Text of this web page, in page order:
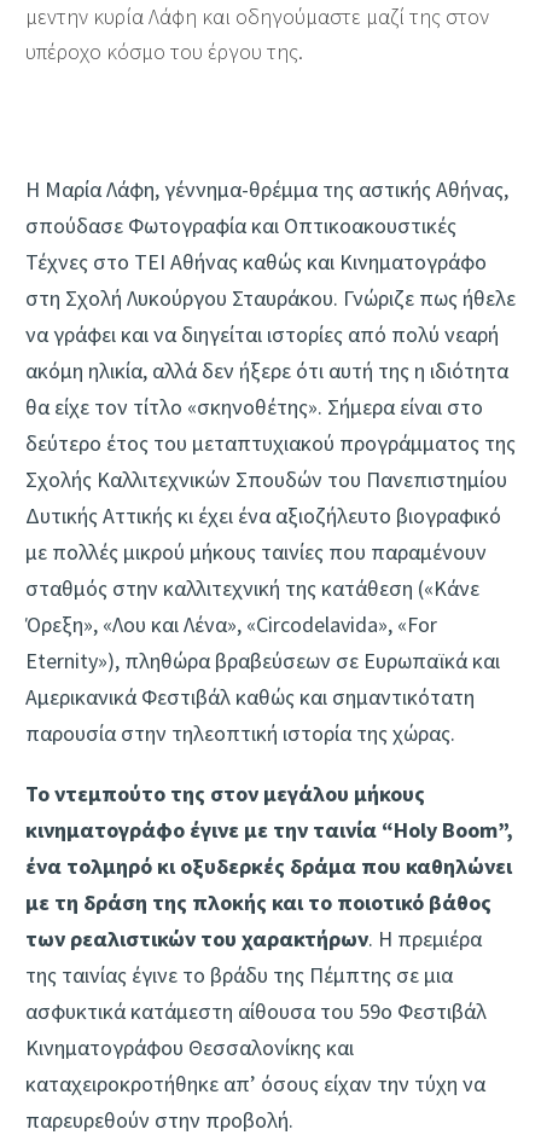
μεvτην κυρία Λάφη και οδηγούμαστε μαζί της στον
υπέροχο κόσμο του έργου της.
Η Μαρία Λάφη, γέννημα-θρέμμα της αστικής Αθήνας,
σπούδασε Φωτογραφία και Οπτικοακουστικές
Τέχνες στο ΤΕΙ Αθήνας καθώς και Κινηματογράφο
στη Σχολή Λυκούργου Σταυράκου. Γνώριζε πως ήθελε
να γράφει και να διηγείται ιστορίες από πολύ νεαρή
ακόμη ηλικία, αλλά δεν ήξερε ότι αυτή της η ιδιότητα
θα είχε τον τίτλο «σκηνοθέτης». Σήμερα είναι στο
δεύτερο έτος του μεταπτυχιακού προγράμματος της
Σχολής Καλλιτεχνικών Σπουδών του Πανεπιστημίου
Δυτικής Αττικής κι έχει ένα αξιοζήλευτο βιογραφικό
με πολλές μικρού μήκους ταινίες που παραμένουν
σταθμός στην καλλιτεχνική της κατάθεση («Κάνε
Όρεξη», «Λου και Λένα», «Circodelavida», «For
Eternity»), πληθώρα βραβεύσεων σε Ευρωπαϊκά και
Αμερικανικά Φεστιβάλ καθώς και σημαντικότατη
παρουσία στην τηλεοπτική ιστορία της χώρας.
Το ντεμπούτο της στον μεγάλου μήκους
κινηματογράφο έγινε με την ταινία “Holy Boom”,
ένα τολμηρό κι οξυδερκές δράμα που καθηλώνει
με τη δράση της πλοκής και το ποιοτικό βάθος
των ρεαλιστικών του χαρακτήρων. Η πρεμιέρα
της ταινίας έγινε το βράδυ της Πέμπτης σε μια
ασφυκτικά κατάμεστη αίθουσα του 59ο Φεστιβάλ
Κινηματογράφου Θεσσαλονίκης και
καταχειροκροτήθηκε απ’ όσους είχαν την τύχη να
παρευρεθούν στην προβολή.